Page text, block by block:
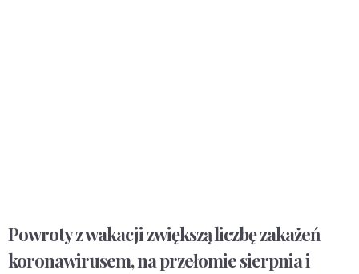
Powroty z wakacji zwiększą liczbę zakażeń
koronawirusem, na przełomie sierpnia i